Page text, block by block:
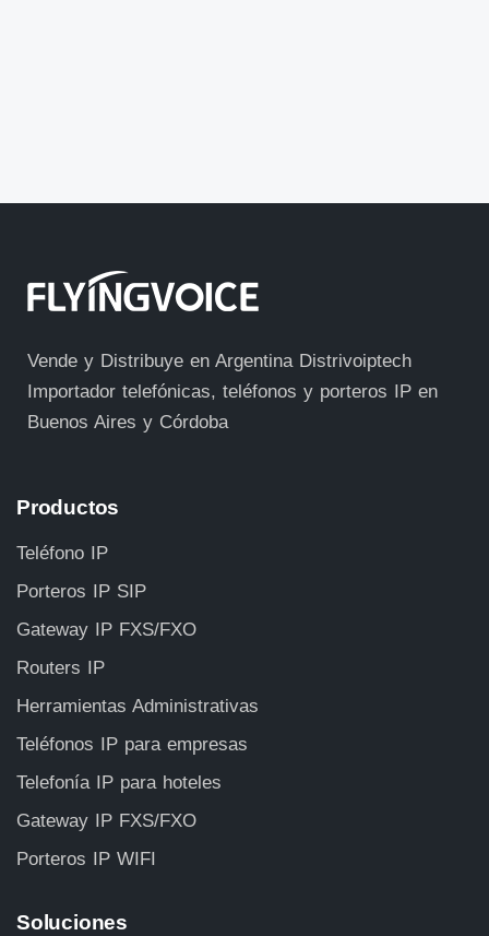
Vende y Distribuye en Argentina Distrivoiptech
Importador telefónicas, teléfonos y porteros IP en
Buenos Aires y Córdoba
Productos
Teléfono IP
Porteros IP SIP
Gateway IP FXS/FXO
Routers IP
Herramientas Administrativas
Teléfonos IP para empresas
Telefonía IP para hoteles
Gateway IP FXS/FXO
Porteros IP WIFI
Soluciones